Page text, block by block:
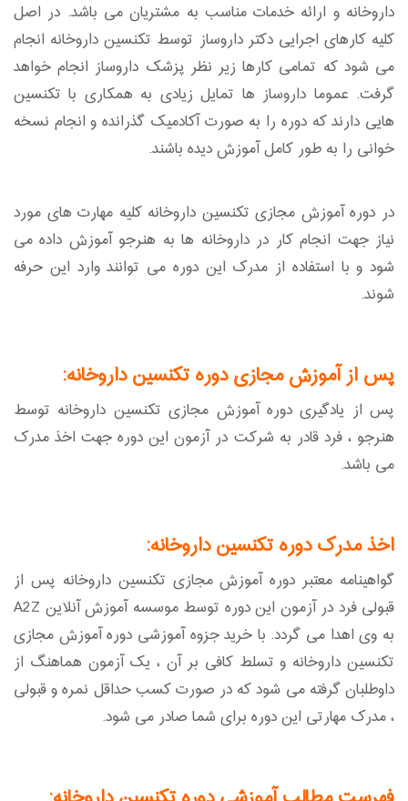
داروخانه و ارائه خدمات مناسب به مشتریان می باشد. در اصل
کلیه کارهای اجرایی دکتر داروساز توسط تکنسین داروخانه انجام
می شود که تمامی کارها زیر نظر پزشک داروساز انجام خواهد
گرفت. عموما داروساز ها تمایل زیادی به همکاری با تکنسین
هایی دارند که دوره را به صورت آکادمیک گذرانده و انجام نسخه
خوانی را به طور کامل آموزش دیده باشند.
در دوره آموزش مجازی تکنسین داروخانه کلیه مهارت های مورد
نیاز جهت انجام کار در داروخانه ها به هنرجو آموزش داده می
شود و با استفاده از مدرک این دوره می توانند وارد این حرفه
شوند.
پس از آموزش مجازی دوره تکنسین داروخانه:
پس از یادگیری دوره آموزش مجازی تکنسین داروخانه توسط
هنرجو ، فرد قادر به شرکت در آزمون این دوره جهت اخذ مدرک
می باشد.
اخذ مدرک دوره تکنسین داروخانه:
گواهینامه معتبر دوره آموزش مجازی تکنسین داروخانه پس از
قبولی فرد در آزمون این دوره توسط موسسه آموزش آنلاین A2Z
به وی اهدا می گردد. با خرید جزوه آموزشی دوره آموزش مجازی
تکنسین داروخانه و تسلط کافی بر آن ، یک آزمون هماهنگ از
داوطلبان گرفته می شود که در صورت کسب حداقل نمره و قبولی
، مدرک مهارتی این دوره برای شما صادر می شود.